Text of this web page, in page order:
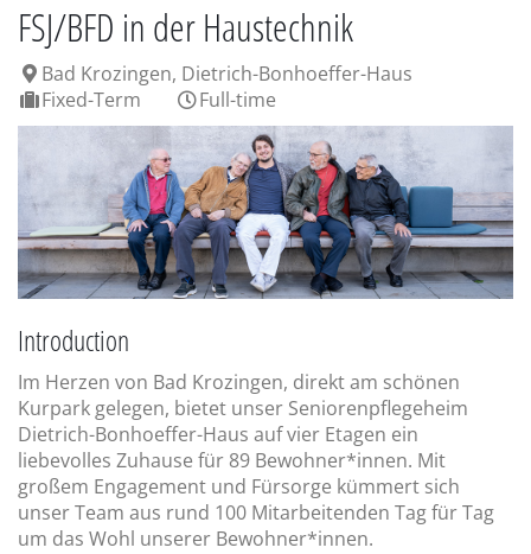
FSJ/BFD in der Haustechnik
Bad Krozingen, Dietrich-Bonhoeffer-Haus
Fixed-Term
Full-time
Introduction
Im Herzen von Bad Krozingen, direkt am schönen
Kurpark gelegen, bietet unser Seniorenpflegeheim
Dietrich-Bonhoeffer-Haus auf vier Etagen ein
liebevolles Zuhause für 89 Bewohner*innen. Mit
großem Engagement und Fürsorge kümmert sich
unser Team aus rund 100 Mitarbeitenden Tag für Tag
um das Wohl unserer Bewohner*innen.